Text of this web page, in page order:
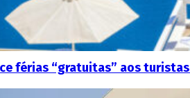
férias “gratuitas” aos